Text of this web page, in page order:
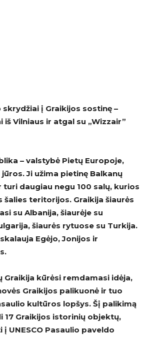
į Graikijos sostinę –
iš Vilniaus ir atgal su „Wizzair”
– valstybė Pietų Europoje,
Ji užima pietinę Balkanų
turi daugiau negu 100 salų, kurios
šalies teritorijos. Graikija šiaurės
su Albanija, šiaurėje su
šiaurės rytuose su Turkija.
Egėjo, Jonijos ir
Graikija kūrėsi remdamasi idėja,
Graikijos palikuonė ir tuo
kultūros lopšys. Šį palikimą
17 Graikijos istorinių objektų,
UNESCO Pasaulio paveldo